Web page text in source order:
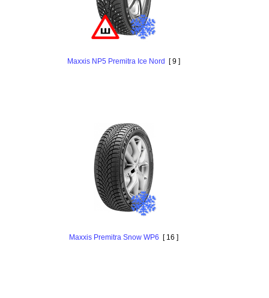
Maxxis NP5 Premitra Ice Nord [ 9 ]
Maxxis Premitra Snow WP6 [ 16 ]